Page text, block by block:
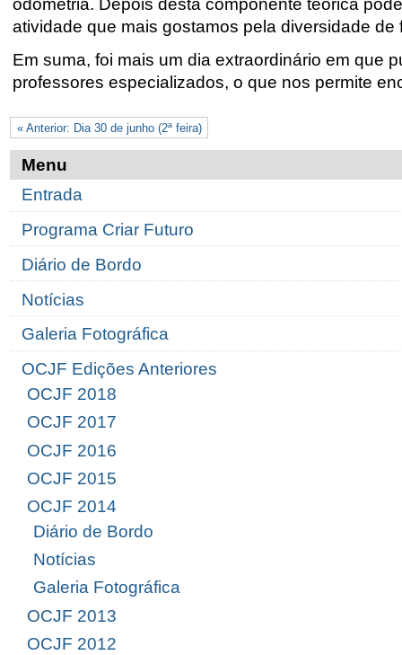
atividade que mais gostamos pela diversidade
Em suma, foi mais um dia extraordinário em que
professores especializados, o que nos permite
« Anterior: Dia 30 de junho (2ª feira)
Menu
Entrada
Programa Criar Futuro
Diário de Bordo
Notícias
Galeria Fotográfica
OCJF Edições Anteriores
OCJF 2018
OCJF 2017
OCJF 2016
OCJF 2015
OCJF 2014
Diário de Bordo
Notícias
Galeria Fotográfica
OCJF 2013
OCJF 2012